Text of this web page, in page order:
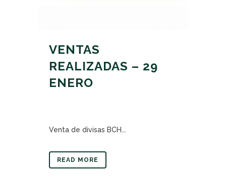
VENTAS
REALIZADAS – 29
ENERO
Venta de divisas BCH...
READ MORE